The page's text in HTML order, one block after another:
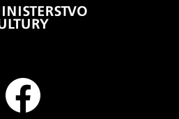
Facebook